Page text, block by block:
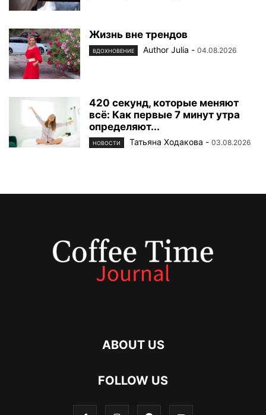
Жизнь вне трендов
ВДОХНОВЕНИЕ Author Julia - 04.08.2026
420 секунд, которые меняют
всё: Как первые 7 минут утра
определяют...
НОВОСТИ Татьяна Ходакова - 03.08.2026
ABOUT US
FOLLOW US